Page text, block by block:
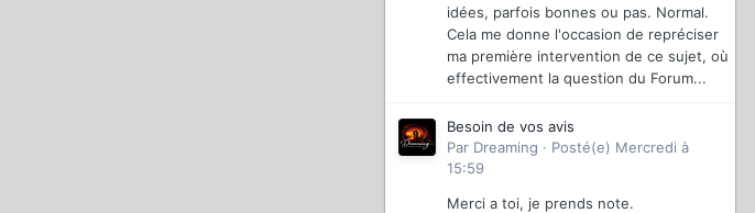
idées, parfois bonnes ou pas. Normal.
Cela me donne l'occasion de repréciser
ma première intervention de ce sujet, où
effectivement la question du Forum...
Besoin de vos avis
Par Dreaming · Posté(e) Mercredi à
15:59
Merci a toi, je prends note.